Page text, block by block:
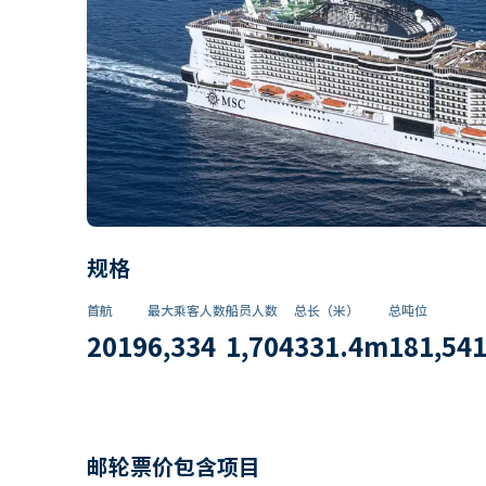
规格
首航
2019
最大乘客人数
6,334
船员人数
1,704
总长（米）
331.4m
总吨位
181,541
邮轮票价包含项目